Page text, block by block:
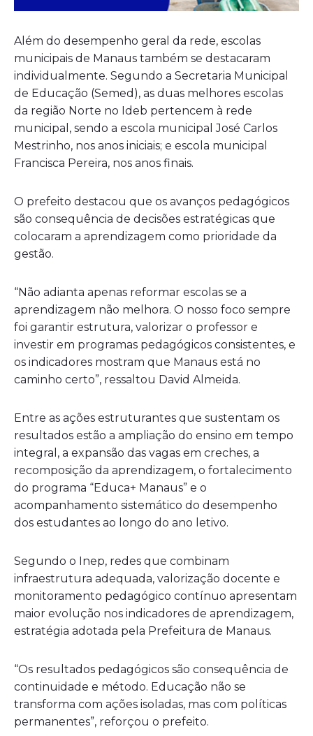
Além do desempenho geral da rede, escolas
municipais de Manaus também se destacaram
individualmente. Segundo a Secretaria Municipal
de Educação (Semed), as duas melhores escolas
da região Norte no Ideb pertencem à rede
municipal, sendo a escola municipal José Carlos
Mestrinho, nos anos iniciais; e escola municipal
Francisca Pereira, nos anos finais.
O prefeito destacou que os avanços pedagógicos
são consequência de decisões estratégicas que
colocaram a aprendizagem como prioridade da
gestão.
“Não adianta apenas reformar escolas se a
aprendizagem não melhora. O nosso foco sempre
foi garantir estrutura, valorizar o professor e
investir em programas pedagógicos consistentes, e
os indicadores mostram que Manaus está no
caminho certo”, ressaltou David Almeida.
Entre as ações estruturantes que sustentam os
resultados estão a ampliação do ensino em tempo
integral, a expansão das vagas em creches, a
recomposição da aprendizagem, o fortalecimento
do programa “Educa+ Manaus” e o
acompanhamento sistemático do desempenho
dos estudantes ao longo do ano letivo.
Segundo o Inep, redes que combinam
infraestrutura adequada, valorização docente e
monitoramento pedagógico contínuo apresentam
maior evolução nos indicadores de aprendizagem,
estratégia adotada pela Prefeitura de Manaus.
“Os resultados pedagógicos são consequência de
continuidade e método. Educação não se
transforma com ações isoladas, mas com políticas
permanentes”, reforçou o prefeito.